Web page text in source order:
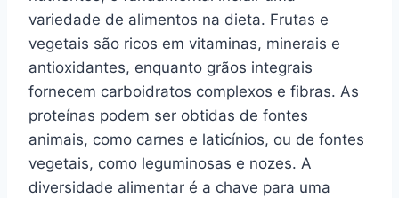
variedade de alimentos na dieta. Frutas e
vegetais são ricos em vitaminas, minerais e
antioxidantes, enquanto grãos integrais
fornecem carboidratos complexos e fibras. As
proteínas podem ser obtidas de fontes
animais, como carnes e laticínios, ou de fontes
vegetais, como leguminosas e nozes. A
diversidade alimentar é a chave para uma